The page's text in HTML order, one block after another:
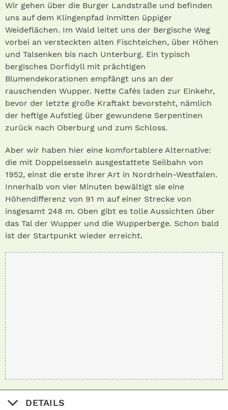
Wir gehen über die Burger Landstraße und befinden
uns auf dem Klingenpfad inmitten üppiger
Weideflächen. Im Wald leitet uns der Bergische Weg
vorbei an versteckten alten Fischteichen, über Höhen
und Talsenken bis nach Unterburg. Ein typisch
bergisches Dorfidyll mit prächtigen
Blumendekorationen empfängt uns an der
rauschenden Wupper. Nette Cafés laden zur Einkehr,
bevor der letzte große Kraftakt bevorsteht, nämlich
der heftige Aufstieg über gewundene Serpentinen
zurück nach Oberburg und zum Schloss.
Aber wir haben hier eine komfortablere Alternative:
die mit Doppelsesseln ausgestattete Seilbahn von
1952, einst die erste ihrer Art in Nordrhein-Westfalen.
Innerhalb von vier Minuten bewältigt sie eine
Höhendifferenz von 91 m auf einer Strecke von
insgesamt 248 m. Oben gibt es tolle Aussichten über
das Tal der Wupper und die Wupperberge. Schon bald
ist der Startpunkt wieder erreicht.
DETAILS